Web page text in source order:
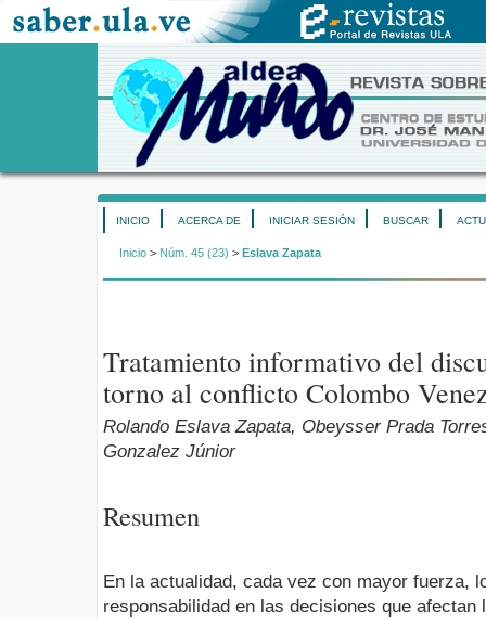
INICIO ACERCA DE INICIAR SESIÓN BUSCAR
Inicio > Núm. 45 (23) > Eslava Zapata
Tratamiento informativo del
torno al conflicto Colombo
Rolando Eslava Zapata, Obeysser Prada
Gonzalez Júnior
Resumen
En la actualidad, cada vez con mayor fuerza,
responsabilidad en las decisiones que